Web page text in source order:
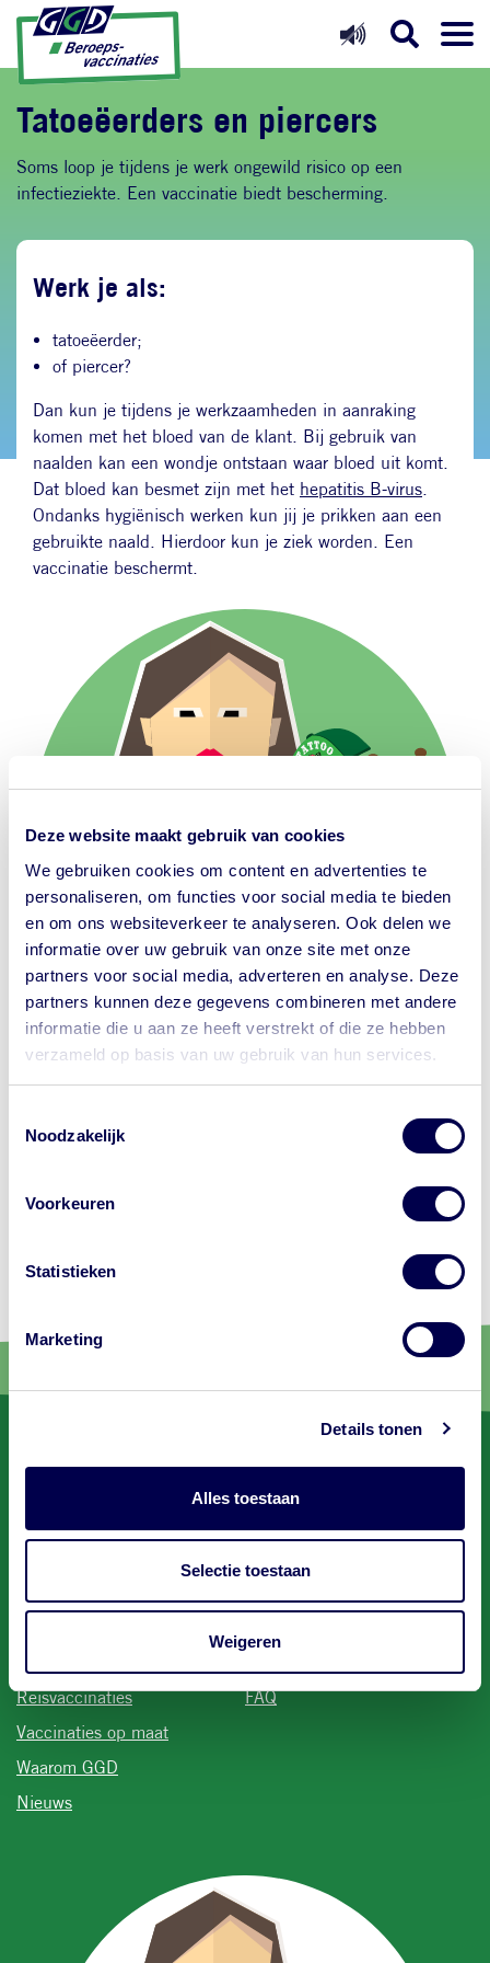
Deze website maakt gebruik van cookies
We gebruiken cookies om content en advertenties te
personaliseren, om functies voor social media te bieden
en om ons websiteverkeer te analyseren. Ook delen we
informatie over uw gebruik van onze site met onze
partners voor social media, adverteren en analyse. Deze
partners kunnen deze gegevens combineren met andere
informatie die u aan ze heeft verstrekt of die ze hebben
verzameld op basis van uw gebruik van hun services.
Noodzakelijk
Voorkeuren
Statistieken
Marketing
Details tonen
Alles toestaan
Selectie toestaan
Weigeren
Direct naar inhoud
Direct naar hoofdnavigatie
Direct naar zoekfunctie
Tatoeëerders en piercers
Soms loop je tijdens je werk ongewild risico op een
infectieziekte. Een vaccinatie biedt bescherming.
Werk je als:
tatoeëerder;
of piercer?
Dan kun je tijdens je werkzaamheden in aanraking
komen met het bloed van de klant. Bij gebruik van
naalden kan een wondje ontstaan waar bloed uit komt.
Dat bloed kan besmet zijn met het hepatitis B-virus.
Ondanks hygiënisch werken kun jij je prikken aan een
gebruikte naald. Hierdoor kun je ziek worden. Een
vaccinatie beschermt.
Voet
GGD
Reisvaccinaties
Vaccinaties op maat
Waarom GGD
Nieuws
Contact
FAQ